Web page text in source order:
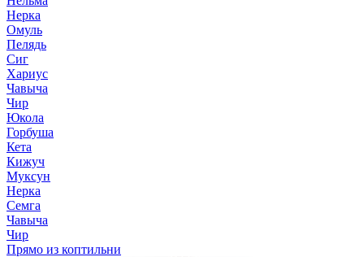
Нерка
Омуль
Пелядь
Сиг
Хариус
Чавыча
Чир
Юкола
Горбуша
Кета
Кижуч
Муксун
Нерка
Семга
Чавыча
Чир
Прямо из коптильни